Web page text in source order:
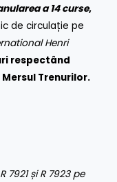
a 14 curse,
de circulație pe
Henri
respectând
Trenurilor.
7921 și R 7923 pe